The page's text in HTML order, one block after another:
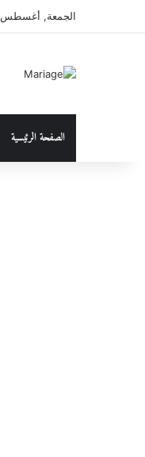
الجمعة, أغسطس 7 2026
الصفحة الرئيسية